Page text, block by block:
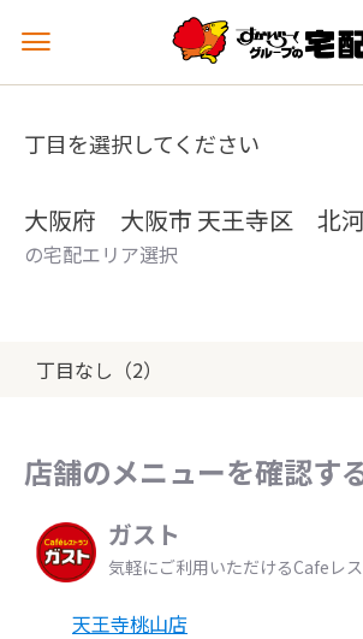
メ
ュ
を
丁目を選択してください
大阪府 大阪市 天王寺区 北
の宅配エリア選択
丁目なし（2）
店舗のメニューを確認す
ガスト
気軽にご利用いただけるCafeレ
天王寺桃山店